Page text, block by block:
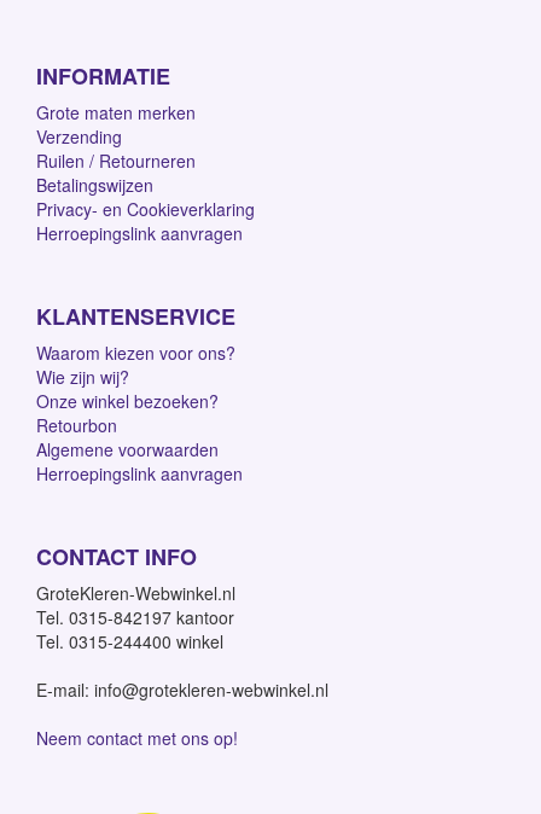
INFORMATIE
Grote maten merken
Verzending
Ruilen / Retourneren
Betalingswijzen
Privacy- en Cookieverklaring
Herroepingslink aanvragen
KLANTENSERVICE
Waarom kiezen voor ons?
Wie zijn wij?
Onze winkel bezoeken?
Retourbon
Algemene voorwaarden
Herroepingslink aanvragen
CONTACT INFO
GroteKleren-Webwinkel.nl
Tel. 0315-842197 kantoor
Tel. 0315-244400 winkel
E-mail: info@grotekleren-webwinkel.nl
Neem contact met ons op!